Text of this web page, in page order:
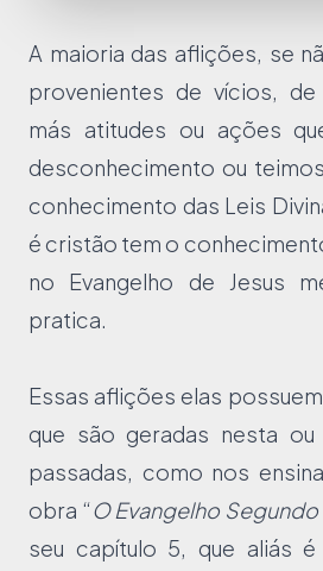
A maioria das aflições, se
provenientes de vícios, de
más atitudes ou ações
desconhecimento ou
conhecimento das Leis
é cristão tem o
no Evangelho de Jesus
pratica.
Essas aflições elas
que são geradas nesta ou
passadas, como nos
obra “O Evangelho
seu capítulo 5, que aliás